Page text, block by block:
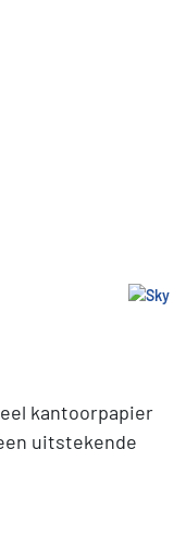
kantoorpapier
uitstekende